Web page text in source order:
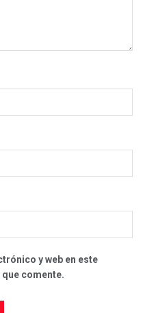
y web en este
comente.